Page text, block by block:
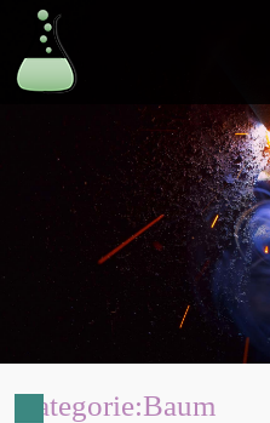
Kategorie:Baum